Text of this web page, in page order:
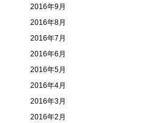
2016年9月
2016年8月
2016年7月
2016年6月
2016年5月
2016年4月
2016年3月
2016年2月